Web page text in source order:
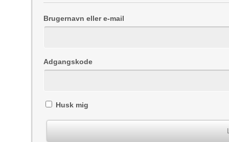
Brugernavn eller e-mail
Adgangskode
Husk mig